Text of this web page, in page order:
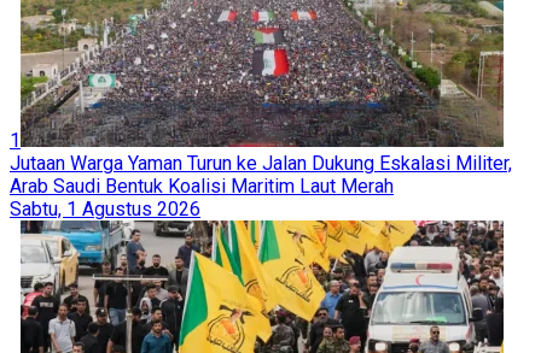
1
Jutaan Warga Yaman Turun ke Jalan Dukung Eskalasi Militer,
Arab Saudi Bentuk Koalisi Maritim Laut Merah
Sabtu, 1 Agustus 2026